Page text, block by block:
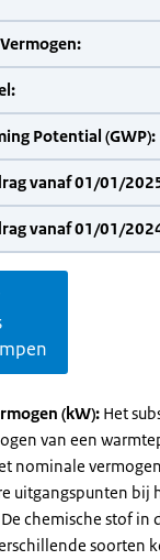
Potential (GWP):
vanaf 01/01/
vanaf 01/01/
(kW): Het
van een
nominale
uitgangspunten bij
De chemische stof
soorten